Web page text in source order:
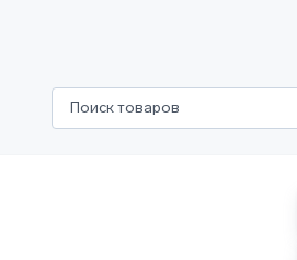
Поиск товаров